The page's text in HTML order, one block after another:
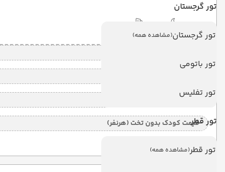
تور گرجستان
تور گرجستان(مشاهده همه)
تور باتومی
تور تفلیس
تور قطر
تور قطر(مشاهده همه)
4 شب Land View
قیمت کودک با تخت (هر نفر)
قیمت کودک بدون تخت (هرنفر)